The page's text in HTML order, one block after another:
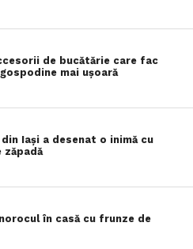
de bucătărie care fac
mai ușoară
Iași a desenat o inimă cu
zăpadă
în casă cu frunze de